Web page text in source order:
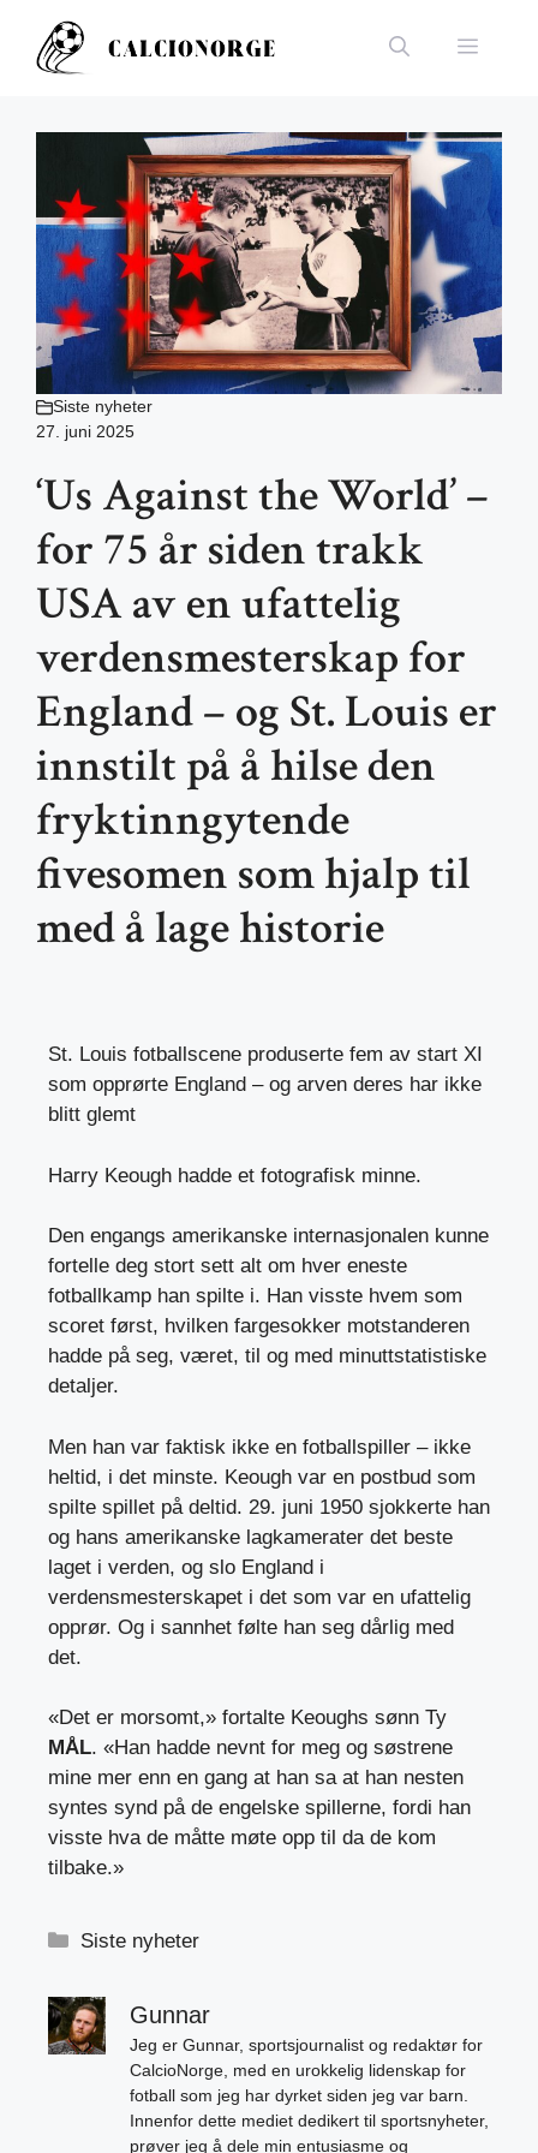
innhold
Meny
Siste nyheter
27. juni 2025
‘Us Against the World’ –
for 75 år siden trakk
USA av en ufattelig
verdensmesterskap for
England – og St. Louis er
innstilt på å hilse den
fryktinngytende
fivesomen som hjalp til
med å lage historie
St. Louis fotballscene produserte fem av start XI
som opprørte England – og arven deres har ikke
blitt glemt
Harry Keough hadde et fotografisk minne.
Den engangs amerikanske internasjonalen kunne
fortelle deg stort sett alt om hver eneste
fotballkamp han spilte i. Han visste hvem som
scoret først, hvilken fargesokker motstanderen
hadde på seg, været, til og med minuttstatistiske
detaljer.
Men han var faktisk ikke en fotballspiller – ikke
heltid, i det minste. Keough var en postbud som
spilte spillet på deltid. 29. juni 1950 sjokkerte han
og hans amerikanske lagkamerater det beste
laget i verden, og slo England i
verdensmesterskapet i det som var en ufattelig
opprør. Og i sannhet følte han seg dårlig med
det.
«Det er morsomt,» fortalte Keoughs sønn Ty
MÅL. «Han hadde nevnt for meg og søstrene
mine mer enn en gang at han sa at han nesten
syntes synd på de engelske spillerne, fordi han
visste hva de måtte møte opp til da de kom
tilbake.»
Kategorier
Siste nyheter
Gunnar
Jeg er Gunnar, sportsjournalist og redaktør for
CalcioNorge, med en urokkelig lidenskap for
fotball som jeg har dyrket siden jeg var barn.
Innenfor dette mediet dedikert til sportsnyheter,
prøver jeg å dele min entusiasme og